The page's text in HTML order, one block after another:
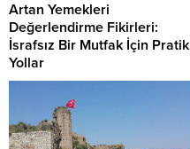
Artan Yemekleri
Değerlendirme Fikirleri:
İsrafsız Bir Mutfak İçin Pratik
Yollar